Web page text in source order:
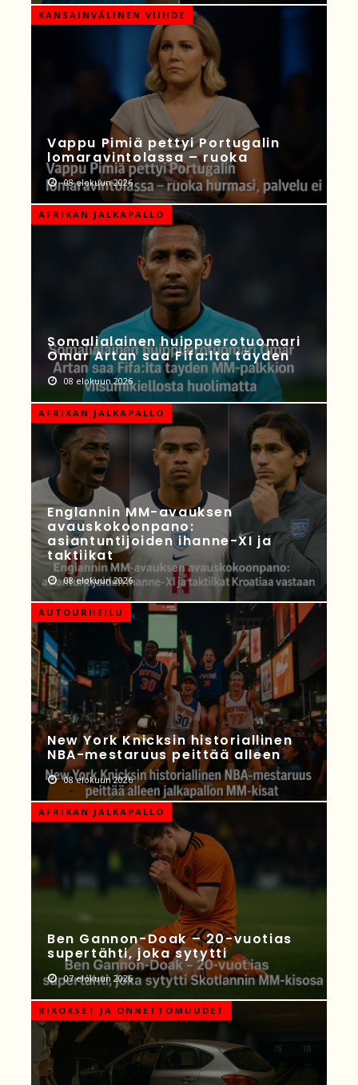
KANSAINVÄLINEN VIIHDE
Vappu Pimiä pettyi Portugalin
lomaravintolassa – ruoka
08 elokuun 2026
AFRIKAN JALKAPALLO
Somalialainen huippuerotuomari
Omar Artan saa Fifa:lta täyden
08 elokuun 2026
AFRIKAN JALKAPALLO
Englannin MM-avauksen
avauskokoonpano:
asiantuntijoiden ihanne-XI ja
taktiikat
08 elokuun 2026
AUTOURHEILU
New York Knicksin historiallinen
NBA-mestaruus peittää alleen
08 elokuun 2026
AFRIKAN JALKAPALLO
Ben Gannon-Doak – 20-vuotias
supertähti, joka sytytti
07 elokuun 2026
RIKOKSET JA ONNETTOMUUDET